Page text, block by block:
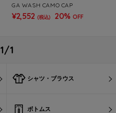
GA WASH CAMO CAP
¥2,552 (税込) 20% OFF
1/1
シャツ・ブラウス
ボトムス